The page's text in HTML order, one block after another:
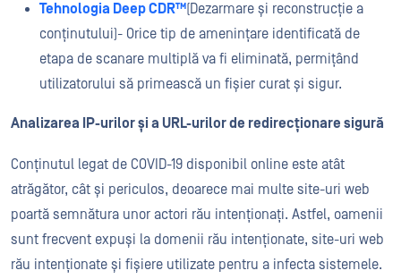
Tehnologia Deep CDR™(Dezarmare și reconstrucție a
conținutului)- Orice tip de amenințare identificată de
etapa de scanare multiplă va fi eliminată, permițând
utilizatorului să primească un fișier curat și sigur.
Analizarea IP-urilor și a URL-urilor de redirecționare sigură
Conținutul legat de COVID-19 disponibil online este atât
atrăgător, cât și periculos, deoarece mai multe site-uri web
poartă semnătura unor actori rău intenționați. Astfel, oamenii
sunt frecvent expuși la domenii rău intenționate, site-uri web
rău intenționate și fișiere utilizate pentru a infecta sistemele.